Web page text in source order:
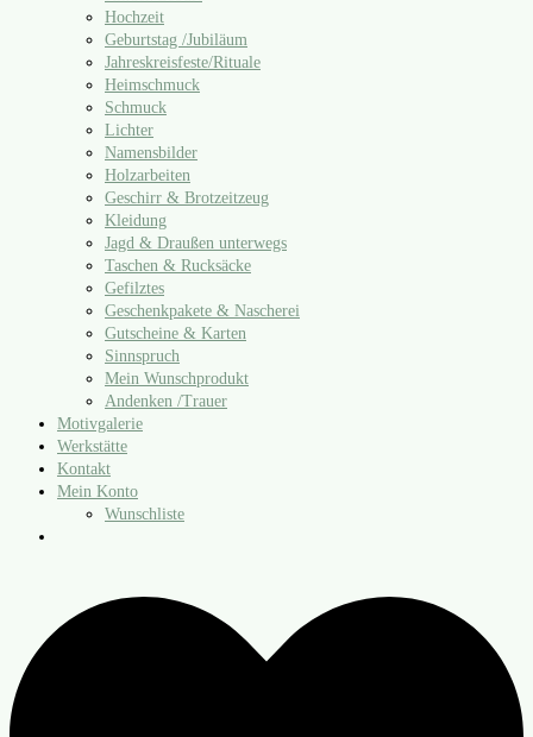
Hochzeit
Geburtstag /​Jubiläum
Jahreskreisfeste/​Rituale
Heimschmuck
Schmuck
Lichter
Namensbilder
Holzarbeiten
Geschirr & Brotzeitzeug
Kleidung
Jagd & Draußen unterwegs
Taschen & Rucksäcke
Gefilztes
Geschenkpakete & Nascherei
Gutscheine & Karten
Sinnspruch
Mein Wunschprodukt
Andenken /​Trauer
Motivgalerie
Werkstätte
Kontakt
Mein Konto
Wunschliste